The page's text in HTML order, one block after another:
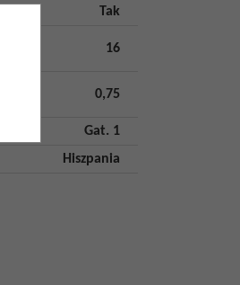
Tak
16
0,75
Gat. 1
Hiszpania